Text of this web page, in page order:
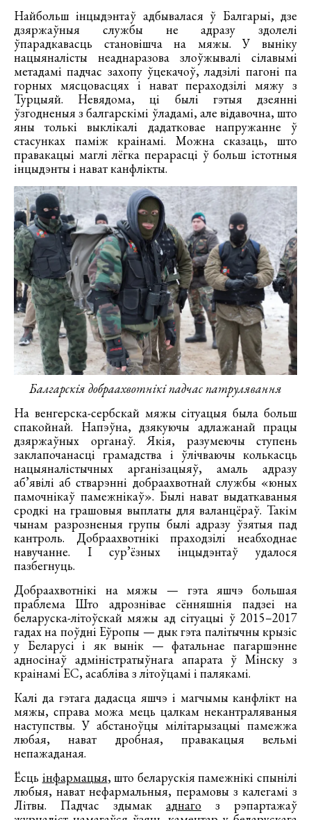
Найбольш інцыдэнтаў адбывалася ў Балгарыі, дзе
дзяржаўныя службы не адразу здолелі
ўпарадкавасць становішча на мяжы. У выніку
нацыяналісты неаднаразова злоўжывалі сілавымі
метадамі падчас захопу ўцекачоў, ладзілі пагоні па
горных мясцовасцях і нават пераходзілі мяжу з
Турцыяй. Невядома, ці былі гэтыя дзеянні
ўзгодненыя з балгарскімі ўладамі, але відавочна, што
яны толькі выклікалі дадатковае напружанне ў
стасунках паміж краінамі. Можна сказаць, што
правакацыі маглі лёгка перарасці ў больш істотныя
інцыдэнты і нават канфлікты.
Балгарскія добраахвотнікі падчас патрулявання
На венгерска-сербскай мяжы сітуацыя была больш
спакойнай. Напэўна, дзякуючы адлажанай працы
дзяржаўных органаў. Якія, разумеючы ступень
заклапочанасці грамадства і ўлічваючы колькасць
нацыяналістычных арганізацыяў, амаль адразу
аб’явілі аб стварэнні добраахвотнай службы «юных
памочнікаў памежнікаў». Былі нават выдаткаваныя
сродкі на грашовыя выплаты для валанцёраў. Такім
чынам разрозненыя групы былі адразу ўзятыя пад
кантроль. Добраахвотнікі праходзілі неабходнае
навучанне. І сур’ёзных інцыдэнтаў удалося
пазбегнуць.
Добраахвотнікі на мяжы — гэта яшчэ большая
праблема Што адрознівае сённяшнія падзеі на
беларуска-літоўскай мяжы ад сітуацыі ў 2015–2017
гадах на поўдні Еўропы — дык гэта палітычны крызіс
у Беларусі і як вынік — фатальнае пагаршэнне
адносінаў адміністратыўнага апарата ў Мінску з
краінамі ЕС, асабліва з літоўцамі і палякамі.
Калі да гэтага дадасца яшчэ і магчымы канфлікт на
мяжы, справа можа мець цалкам некантраляваныя
наступствы. У абстаноўцы мілітарызацыі памежжа
любая, нават дробная, правакацыя вельмі
непажаданая.
Ёсць інфармацыя, што беларускія памежнікі спынілі
любыя, нават нефармальныя, перамовы з калегамі з
Літвы. Падчас здымак аднаго з рэпартажаў